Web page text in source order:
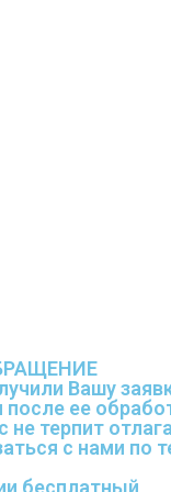
Вашу
ее
не терпит
с нами по
бесплатный